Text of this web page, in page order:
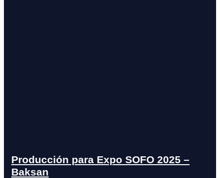
Producción para Expo SOFO 2025 –
Baksan